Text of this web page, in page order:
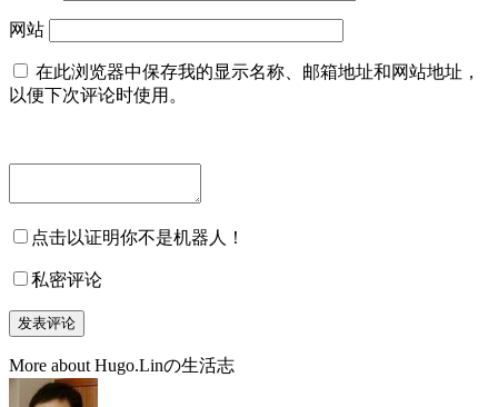
网站
在此浏览器中保存我的显示名称、邮箱地址和网站地址，
以便下次评论时使用。
点击以证明你不是机器人！
私密评论
More about Hugo.Linの生活志